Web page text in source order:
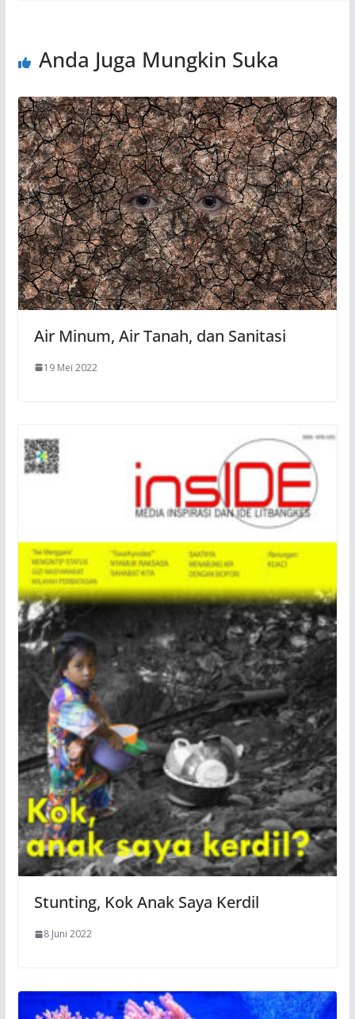
Anda Juga Mungkin Suka
Air Minum, Air Tanah, dan Sanitasi
19 Mei 2022
Stunting, Kok Anak Saya Kerdil
8 Juni 2022